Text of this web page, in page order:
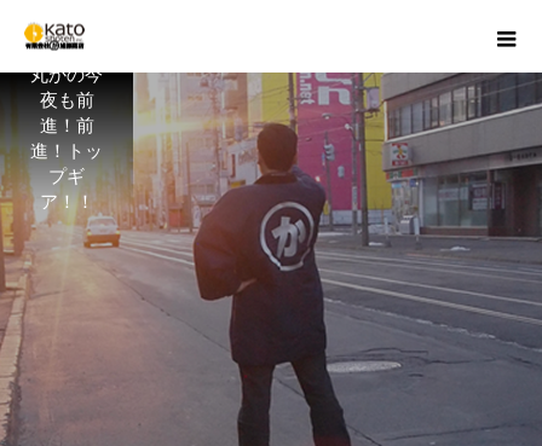
丸かの今
夜も前
進！前
進！トッ
プギ
ア！！